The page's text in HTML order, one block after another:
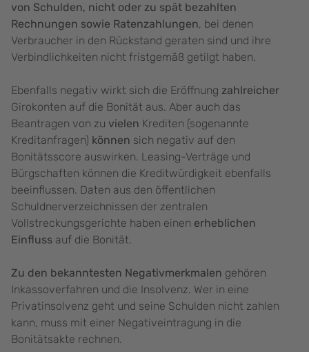
von Schulden, nicht oder zu spät bezahlten
Rechnungen sowie Ratenzahlungen, bei denen
Verbraucher in den Rückstand geraten sind und ihre
Verbindlichkeiten nicht fristgemäß getilgt haben.
Ebenfalls negativ wirkt sich die Eröffnung zahlreicher
Girokonten auf die Bonität aus. Aber auch das
Beantragen von zu vielen Krediten (sogenannte
Kreditanfragen) können sich negativ auf den
Bonitätsscore auswirken. Leasing-Verträge und
Bürgschaften können die Kreditwürdigkeit ebenfalls
beeinflussen. Daten aus den öffentlichen
Schuldnerverzeichnissen der zentralen
Vollstreckungsgerichte haben einen erheblichen
Einfluss auf die Bonität.
Zu den bekanntesten Negativmerkmalen gehören
Inkassoverfahren und die Insolvenz. Wer in eine
Privatinsolvenz geht und seine Schulden nicht zahlen
kann, muss mit einer Negativeintragung in die
Bonitätsakte rechnen.